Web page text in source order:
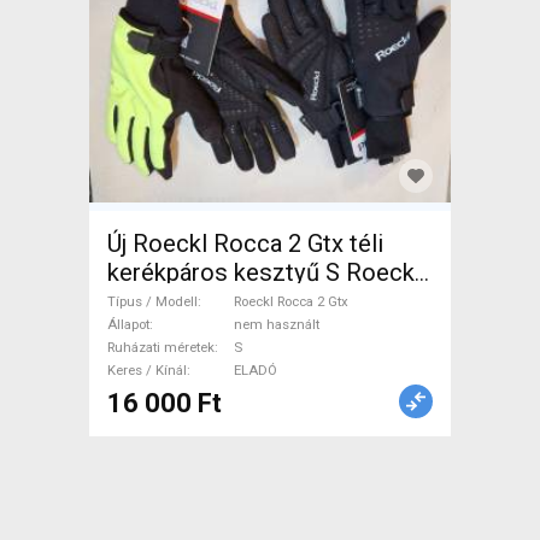
Új Roeckl Rocca 2 Gtx téli
kerékpáros kesztyű S Roeckl
Rocca 2 Gtx S nem használt
férfi/unisex ELADÓ
Típus / Modell
Roeckl Rocca 2 Gtx
Állapot
nem használt
Ruházati méretek
S
Keres / Kínál
ELADÓ
16 000 Ft